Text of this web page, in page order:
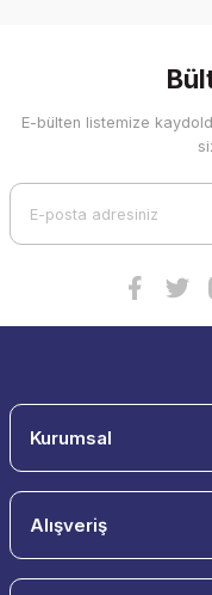
E-bülten listemize
Kurumsal
Alışveriş